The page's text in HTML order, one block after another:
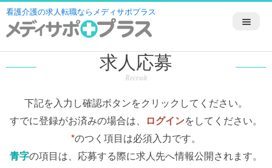
看護介護の求人転職ならメディサポプラス
求人応募
Recruit
下記を入力し確認ボタンをクリックしてください。
すでに登録がお済みの場合は、
ログインをしてください。
*のつく項目は必須入力です。
青字の項目は、応募する際に求人先へ情報公開されます。